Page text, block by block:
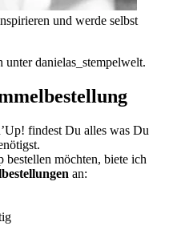
und werde selbst
danielas_stempelwelt.
findest Du alles was Du
möchten, biete ich
an: